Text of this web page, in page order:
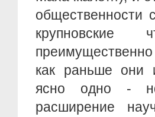
общественности
преимущественно
как раньше они
ясно одно -
расширение